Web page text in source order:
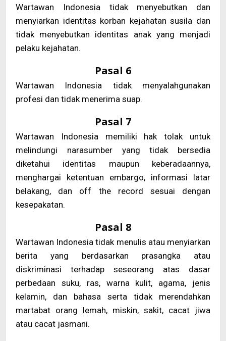
Wartawan Indonesia tidak menyebutkan dan
menyiarkan identitas korban kejahatan susila dan
tidak menyebutkan identitas anak yang menjadi
pelaku kejahatan.
Pasal 6
Wartawan Indonesia tidak menyalahgunakan
profesi dan tidak menerima suap.
Pasal 7
Wartawan Indonesia memiliki hak tolak untuk
melindungi narasumber yang tidak bersedia
diketahui identitas maupun keberadaannya,
menghargai ketentuan embargo, informasi latar
belakang, dan off the record sesuai dengan
kesepakatan.
Pasal 8
Wartawan Indonesia tidak menulis atau menyiarkan
berita yang berdasarkan prasangka atau
diskriminasi terhadap seseorang atas dasar
perbedaan suku, ras, warna kulit, agama, jenis
kelamin, dan bahasa serta tidak merendahkan
martabat orang lemah, miskin, sakit, cacat jiwa
atau cacat jasmani.